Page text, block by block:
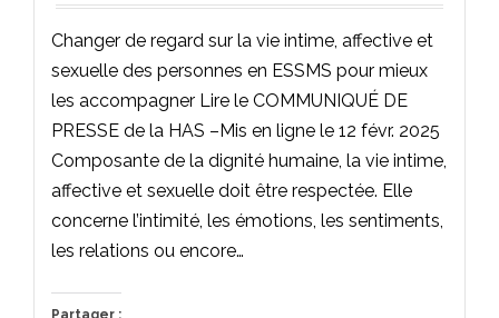
Changer de regard sur la vie intime, affective et
sexuelle des personnes en ESSMS pour mieux
les accompagner Lire le COMMUNIQUÉ DE
PRESSE de la HAS –Mis en ligne le 12 févr. 2025
Composante de la dignité humaine, la vie intime,
affective et sexuelle doit être respectée. Elle
concerne l’intimité, les émotions, les sentiments,
les relations ou encore…
Partager :